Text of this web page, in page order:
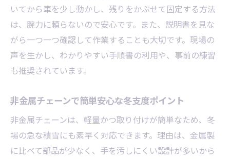
いてから車を少し動かし、残りをかぶせて固定する方法
は、腕力に頼らないので安心です。また、説明書を見な
がら一つ一つ確認して作業することも大切です。現場の
声を生かし、わかりやすい手順書の利用や、事前の練習
も推奨されています。
非金属チェーンで簡単安心な冬支度ポイント
非金属チェーンは、軽量かつ取り付けが簡単なため、冬
場の急な積雪にも素早く対応できます。理由は、金属製
に比べて部品が少なく、手を汚しにくい設計が多いから